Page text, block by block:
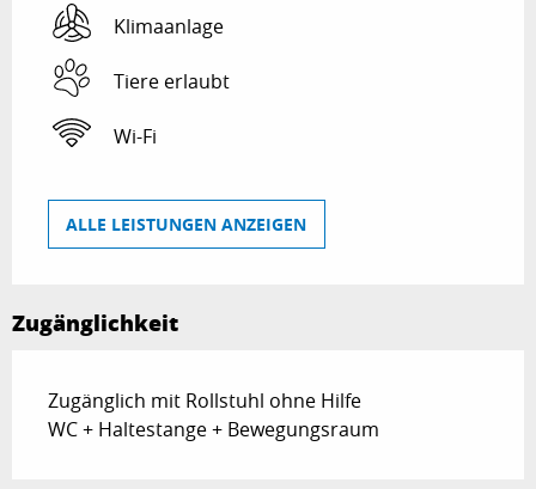
Klimaanlage
Tiere erlaubt
Wi-Fi
ALLE LEISTUNGEN ANZEIGEN
Zugänglichkeit
Zugänglich mit Rollstuhl ohne Hilfe
WC + Haltestange + Bewegungsraum